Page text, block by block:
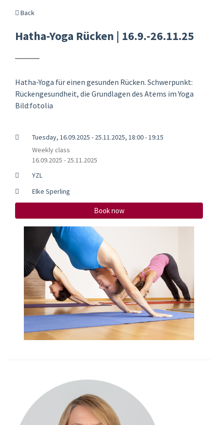
Back
Hatha-Yoga Rücken | 16.9.-26.11.25
Hatha-Yoga für einen gesunden Rücken. Schwerpunkt:
Rückengesundheit, die Grundlagen des Atems im Yoga
Bild:fotolia
Tuesday, 16.09.2025 - 25.11.2025, 18:00 - 19:15
Weekly class
16.09.2025 - 25.11.2025
YZL
Elke Sperling
Book now